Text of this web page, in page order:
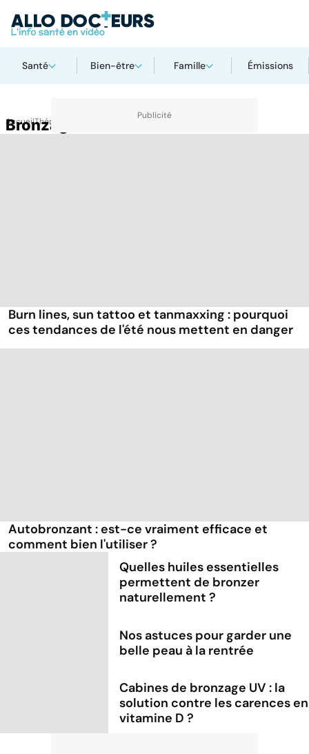
Santé Bien-être Famille Émissions
AccueilThématiques
Bronzage
Burn lines, sun tattoo et tanmaxxing : pourquoi
ces tendances de l'été nous mettent en danger
Autobronzant : est-ce vraiment efficace et
comment bien l'utiliser ?
Quelles huiles essentielles
permettent de bronzer
naturellement ?
Nos astuces pour garder une
belle peau à la rentrée
Cabines de bronzage UV : la
solution contre les carences en
vitamine D ?